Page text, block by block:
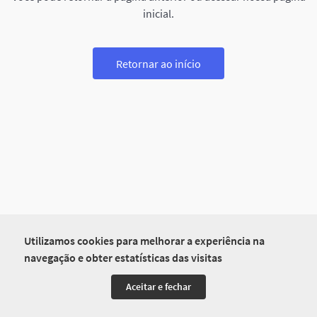
Utilizamos cookies para melhorar a experiência na
navegação e obter estatísticas das visitas
Aceitar e fechar
inicial.
Retornar ao início